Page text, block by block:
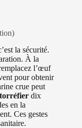
la sécurité.
À la
l’œuf
pour obtenir
crue peut
torréfier dix
en la
Ces gestes